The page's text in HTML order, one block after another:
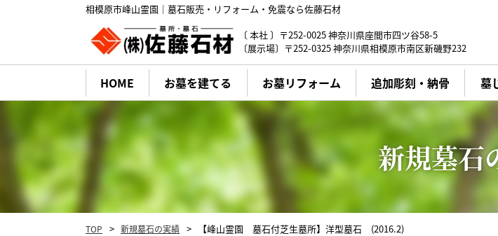
相模原市峰山霊園｜墓石販売・リフォーム・免震なら佐藤石材
〔 本社 〕〒252-0025 神奈川県座間市四ツ谷58-5
〔展示場〕〒252-0325 神奈川県相模原市南区新磯野232
HOME
お墓を建てる
佐藤石材のお墓づくり WEB展示場
墓石の種類・デザイン 国産墓石の魅力
お墓リフォーム 追加彫刻・納骨 墓
墓じまい
新規墓石
TOP 新規墓石の実績 【峰山霊園 墓石付芝生墓所】洋型墓石 (2016.2)